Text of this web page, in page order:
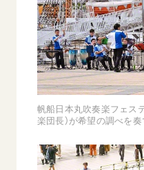
【被爆証言】「原爆の
広島県 早志百…
SDGs 平和
帆船日本丸吹奏楽フェス
楽団長）が希望の調べを奏